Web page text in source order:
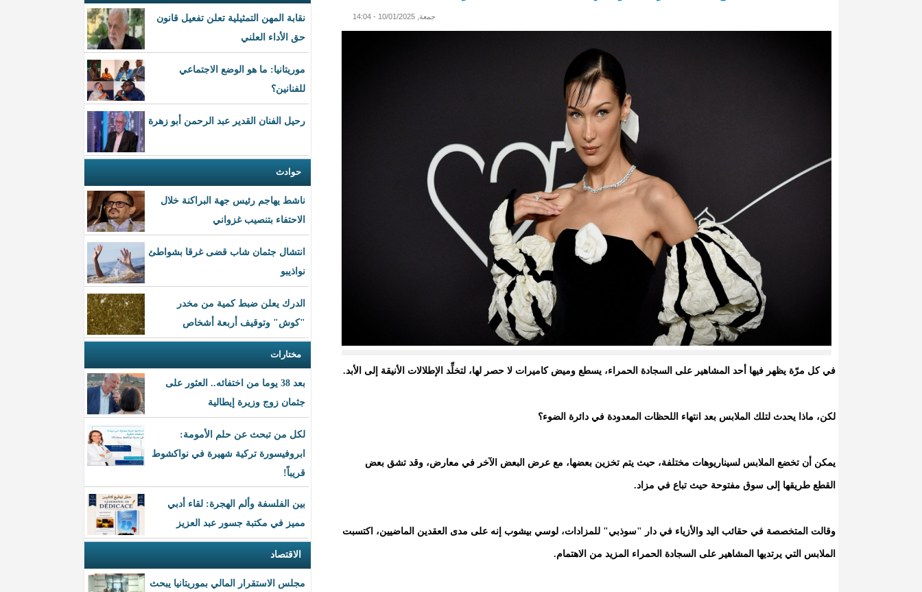
نقابة المهن التمثيلية تعلن تفعيل قانون
حق الأداء العلني
موريتانيا: ما هو الوضع الاجتماعي
للفنانين؟
رحيل الفنان القدير عبد الرحمن أبو زهرة
حوادث
ناشط يهاجم رئيس جهة البراكنة خلال
الاحتفاء بتنصيب غزواني
انتشال جثمان شاب قضى غرقا بشواطئ
نواذيبو
الدرك يعلن ضبط كمية من مخدر
"كوش" وتوقيف أربعة أشخاص
مختارات
بعد 38 يوما من اختفائه.. العثور على
جثمان زوج وزيرة إيطالية
لكل من تبحث عن حلم الأمومة:
ابروفيسورة تركية شهيرة في نواكشوط
قريباً!
بين الفلسفة وألم الهجرة: لقاء أدبي
مميز في مكتبة جسور عبد العزيز
الاقتصاد
مجلس الاستقرار المالي بموريتانيا يبحث
جمعة, 10/01/2025 - 14:04
في كل مرّة يظهر فيها أحد المشاهير على السجادة الحمراء، يسطع وميض كاميرات لا حصر لها، لتخلِّد الإطلالات الأنيقة إلى الأبد.
لكن، ماذا يحدث لتلك الملابس بعد انتهاء اللحظات المعدودة في دائرة الضوء؟
يمكن أن تخضع الملابس لسيناريوهات مختلفة، حيث يتم تخزين بعضها، مع عرض البعض الآخر في معارض، وقد تشق بعض
القطع طريقها إلى سوق مفتوحة حيث تباع في مزاد.
وقالت المتخصصة في حقائب اليد والأزياء في دار "سوذبي" للمزادات، لوسي بيشوب إنه على مدى العقدين الماضيين، اكتسبت
الملابس التي يرتديها المشاهير على السجادة الحمراء المزيد من الاهتمام.